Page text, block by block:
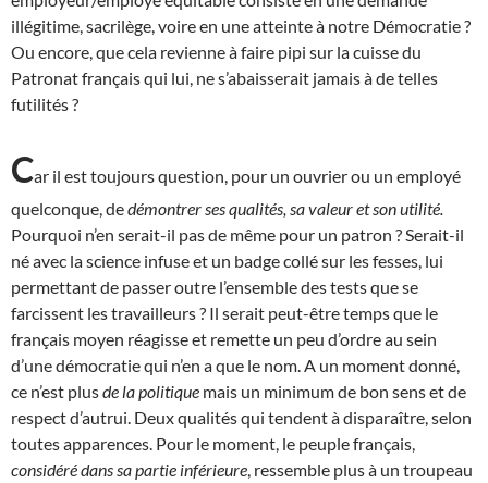
illégitime, sacrilège, voire en une atteinte à notre Démocratie ?
Ou encore, que cela revienne à faire pipi sur la cuisse du
Patronat français qui lui, ne s’abaisserait jamais à de telles
futilités ?
Car il est toujours question, pour un ouvrier ou un employé
quelconque, dedémontrer ses qualités, sa valeur et son utilité.
Pourquoi n’en serait-il pas de même pour un patron ? Serait-il
né avec la science infuse et un badge collé sur les fesses, lui
permettant de passer outre l’ensemble des tests que se
farcissent les travailleurs ? Il serait peut-être temps que le
français moyen réagisse et remette un peu d’ordre au sein
d’une démocratie qui n’en a que le nom. A un moment donné,
ce n’est plusde la politique mais un minimum de bon sens et de
respect d’autrui. Deux qualités qui tendent à disparaître, selon
toutes apparences. Pour le moment, le peuple français,
considéré dans sa partie inférieure , ressemble plus à un troupeau